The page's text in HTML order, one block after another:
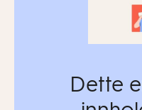
Dette